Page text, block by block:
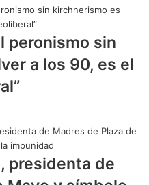
peronismo sin
a los 90, es el
presidenta de